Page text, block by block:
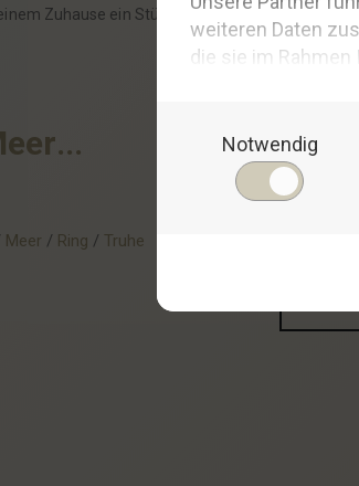
Zuhause ein Stück echter
eer...
Meer / Ring / Truhe
⚓ N